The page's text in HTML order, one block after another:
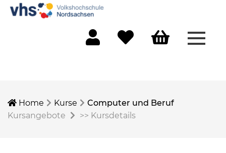
Home Kurse
Computer und Beruf
Kursangebote
>> Kursdetails